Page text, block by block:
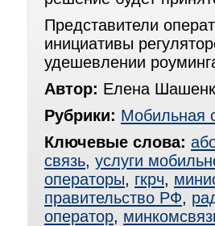
Представители
инициативы
удешевлении
Автор: Елена
Рубрики: Мобильная
Ключевые слова:
связь, услуги
операторы, гкрч,
правительство РФ,
оператор,